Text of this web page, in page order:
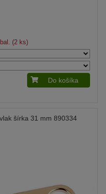
(2 ks)
Do košíka
šírka 31 mm 890334